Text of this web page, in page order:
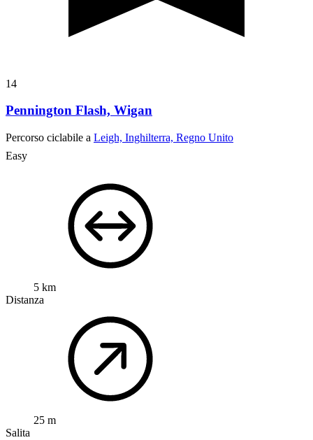
14
Pennington Flash, Wigan
Percorso ciclabile a Leigh, Inghilterra, Regno Unito
Easy
5 km
Distanza
25 m
Salita